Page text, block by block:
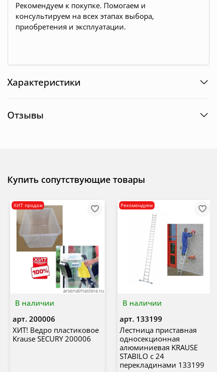
Рекомендуем к покупке. Помогаем и
консультируем на всех этапах выбора,
приобретения и эксплуатации.
Характеристики
Отзывы
Купить сопутствующие товары
В наличии
ХИТ продаж
арт. 200006
ХИТ! Ведро пластиковое
Krause SECURY 200006
В наличии
Рекомендуем
арт. 133199
Лестница приставная
односекционная
алюминиевая KRAUSE
STABILO с 24
перекладинами 133199